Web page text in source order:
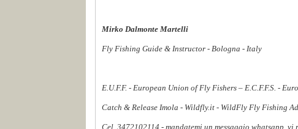
Mirko Dalmonte Martelli
Fly Fishing Guide & Instructor - Bologna - Italy
E.U.F.F. - European Union of Fly Fishers – E.C.F.F.S. -
Catch & Release Imola - Wildfly.it - WildFly Fly Fishing
Cel. 3472102114 - mandatemi un messaggio whatsapp,